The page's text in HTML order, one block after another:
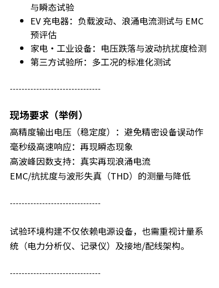
与瞬态试验
EV 充电器：负载波动、浪涌电流测试与 EMC
预评估
家电·工业设备：电压跌落与波动抗扰度检测
第三方试验所：多工况的标准化测试
-------------------------------
现场要求（举例）
高精度输出电压（稳定度）：避免精密设备误动作
毫秒级高速响应：再现瞬态现象
高波峰因数支持：真实再现浪涌电流
EMC/抗扰度与波形失真（THD）的测量与降低
-------------------------------
试验环境构建不仅依赖电源设备，也需重视计量系
统（电力分析仪、记录仪）及接地/配线架构。
-------------------------------